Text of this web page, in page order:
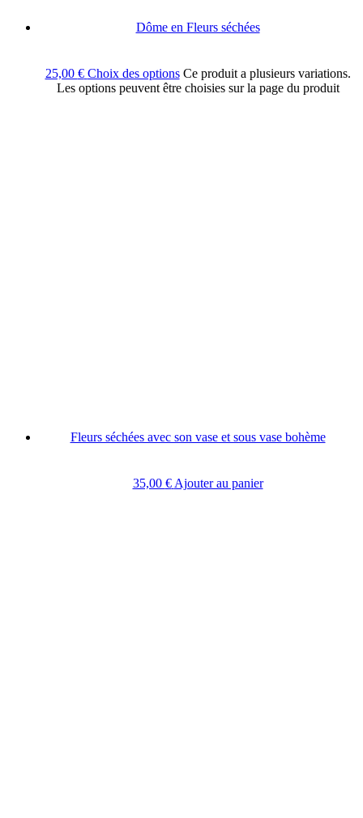
Dôme en Fleurs séchées
25,00 € Choix des options Ce produit a plusieurs variations.
Les options peuvent être choisies sur la page du produit
Fleurs séchées avec son vase et sous vase bohème
35,00 € Ajouter au panier